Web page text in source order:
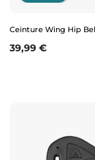
Ceinture Wing Hip
Prix
39,99 €